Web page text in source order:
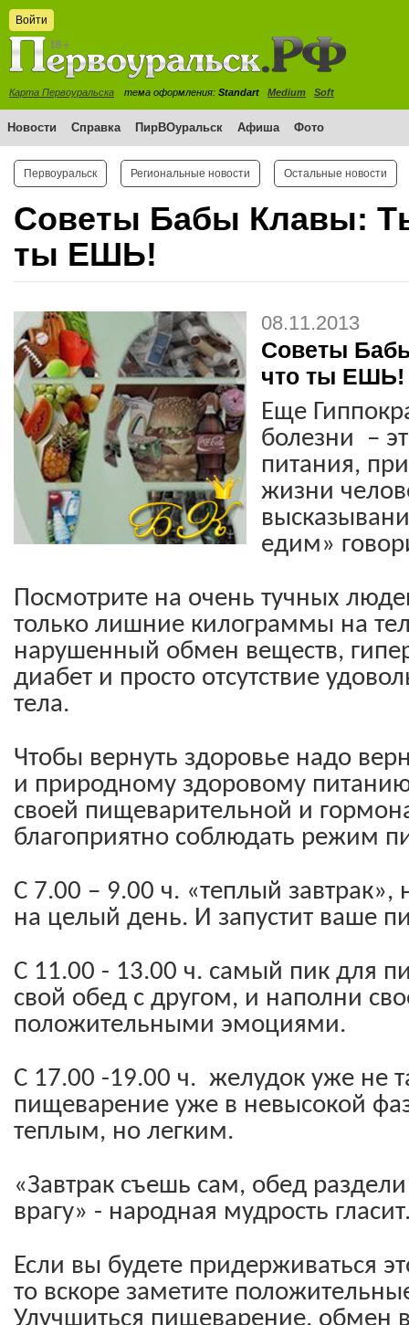
Войти
Карта Первоуральска тема оформления: Standart Medium Soft
Новости Справка ПирВОуральск Афиша Фото
Первоуральск Региональные новости Остальные новости
Советы Бабы Клавы:
ты ЕШЬ!
08.11.2013
Советы
что ты ЕШЬ!
Еще
болезни  –
питания,
жизни
едим»
Посмотрите на очень тучных
только лишние килограммы на
нарушенный обмен веществ,
диабет и просто отсутствие
тела.
Чтобы вернуть здоровье надо
и природному здоровому
своей пищеварительной и
благоприятно соблюдать режим
С 7.00 – 9.00 ч. «теплый завтрак»,
на целый день. И запустит ваше
С 11.00 - 13.00 ч. самый пик для
свой обед с другом, и наполни
положительными эмоциями.
С 17.00 -19.00 ч.  желудок уже не
пищеварение уже в невысокой
теплым, но легким.
«Завтрак съешь сам, обед
врагу» - народная мудрость
Если вы будете придерживаться
то вскоре заметите
Улучшиться пищеварение, обмен